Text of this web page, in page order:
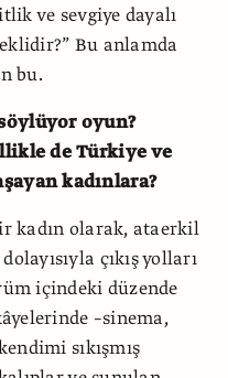
ve sevgiye dayalı
Bu anlamda
bu.
oyun?
de Türkiye ve
kadınlara?
kadın olarak, ataerkil
çıkış yolları
içindeki düzende
–sinema,
sıkışmış